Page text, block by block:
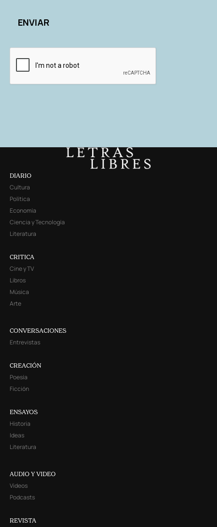
DIARIO
Cultura
Política
Economía
Ciencia y Tecnología
Literatura
CRITICA
Cine y TV
Libros
Música
Arte
CONVERSACIONES
Entrevistas
CREACIÓN
Poesía
Ficción
ENSAYOS
Historia
Ideas
Literatura
AUDIO Y VIDEO
Videos
Podcasts
REVISTA